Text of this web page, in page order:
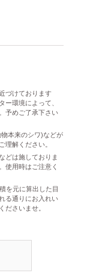
づけております
ー環境によって、
予めご了承下さい
本来のシワ)などが
理解ください。
は施しておりま
使用時はご注意く
を元に算出した目
る通りにお入れい
ださいませ。